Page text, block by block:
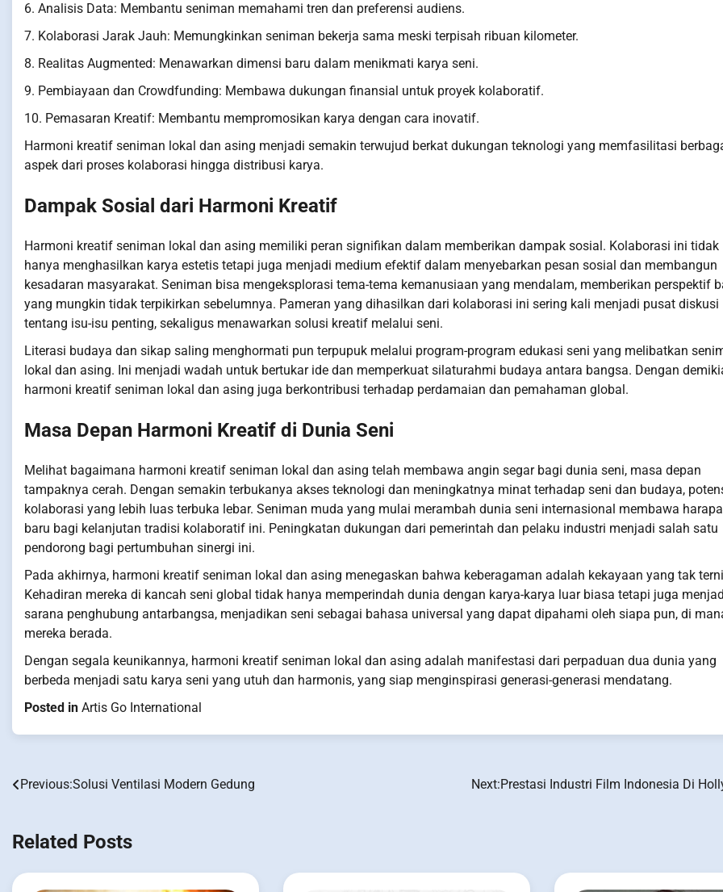
6. Analisis Data: Membantu seniman memahami tren dan preferensi audiens.
7. Kolaborasi Jarak Jauh: Memungkinkan seniman bekerja sama meski terpisah ribuan kilometer.
8. Realitas Augmented: Menawarkan dimensi baru dalam menikmati karya seni.
9. Pembiayaan dan Crowdfunding: Membawa dukungan finansial untuk proyek kolaboratif.
10. Pemasaran Kreatif: Membantu mempromosikan karya dengan cara inovatif.
Harmoni kreatif seniman lokal dan asing menjadi semakin terwujud berkat dukungan teknologi yang memfasilitasi
aspek dari proses kolaborasi hingga distribusi karya.
Dampak Sosial dari Harmoni Kreatif
Harmoni kreatif seniman lokal dan asing memiliki peran signifikan dalam memberikan dampak sosial. Kolaborasi ini tidak
hanya menghasilkan karya estetis tetapi juga menjadi medium efektif dalam menyebarkan pesan sosial dan membangun
kesadaran masyarakat. Seniman bisa mengeksplorasi tema-tema kemanusiaan yang mendalam, memberikan perspektif
yang mungkin tidak terpikirkan sebelumnya. Pameran yang dihasilkan dari kolaborasi ini sering kali menjadi pusat diskusi
tentang isu-isu penting, sekaligus menawarkan solusi kreatif melalui seni.
Literasi budaya dan sikap saling menghormati pun terpupuk melalui program-program edukasi seni yang melibatkan
lokal dan asing. Ini menjadi wadah untuk bertukar ide dan memperkuat silaturahmi budaya antara bangsa. Dengan
harmoni kreatif seniman lokal dan asing juga berkontribusi terhadap perdamaian dan pemahaman global.
Masa Depan Harmoni Kreatif di Dunia Seni
Melihat bagaimana harmoni kreatif seniman lokal dan asing telah membawa angin segar bagi dunia seni, masa depan
tampaknya cerah. Dengan semakin terbukanya akses teknologi dan meningkatnya minat terhadap seni dan budaya,
kolaborasi yang lebih luas terbuka lebar. Seniman muda yang mulai merambah dunia seni internasional membawa
baru bagi kelanjutan tradisi kolaboratif ini. Peningkatan dukungan dari pemerintah dan pelaku industri menjadi salah satu
pendorong bagi pertumbuhan sinergi ini.
Pada akhirnya, harmoni kreatif seniman lokal dan asing menegaskan bahwa keberagaman adalah kekayaan yang tak
Kehadiran mereka di kancah seni global tidak hanya memperindah dunia dengan karya-karya luar biasa tetapi juga
sarana penghubung antarbangsa, menjadikan seni sebagai bahasa universal yang dapat dipahami oleh siapa pun, di
mereka berada.
Dengan segala keunikannya, harmoni kreatif seniman lokal dan asing adalah manifestasi dari perpaduan dua dunia yang
berbeda menjadi satu karya seni yang utuh dan harmonis, yang siap menginspirasi generasi-generasi mendatang.
Posted in Artis Go International
Post
Previous:Solusi Ventilasi Modern Gedung Next:Prestasi Industri Film Indonesia Di
Related Posts